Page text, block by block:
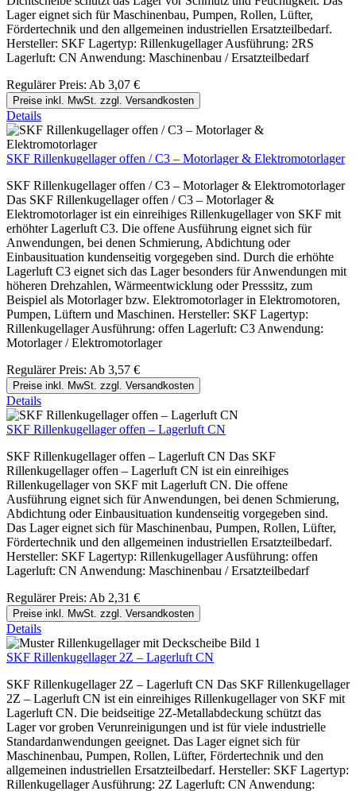
Lager eignet sich für Maschinenbau, Pumpen, Rollen, Lüfter,
Fördertechnik und den allgemeinen industriellen Ersatzteilbedarf.
Hersteller: SKF Lagertyp: Rillenkugellager Ausführung: 2RS
Lagerluft: CN Anwendung: Maschinenbau / Ersatzteilbedarf
Regulärer Preis: Ab 3,07 €
Preise inkl. MwSt. zzgl. Versandkosten
Details
SKF Rillenkugellager offen / C3 – Motorlager & Elektromotorlager
SKF Rillenkugellager offen / C3 – Motorlager & Elektromotorlager
Das SKF Rillenkugellager offen / C3 – Motorlager &
Elektromotorlager ist ein einreihiges Rillenkugellager von SKF mit
erhöhter Lagerluft C3. Die offene Ausführung eignet sich für
Anwendungen, bei denen Schmierung, Abdichtung oder
Einbausituation kundenseitig vorgegeben sind. Durch die erhöhte
Lagerluft C3 eignet sich das Lager besonders für Anwendungen mit
höheren Drehzahlen, Wärmeentwicklung oder Presssitz, zum
Beispiel als Motorlager bzw. Elektromotorlager in Elektromotoren,
Pumpen, Lüftern und Maschinen. Hersteller: SKF Lagertyp:
Rillenkugellager Ausführung: offen Lagerluft: C3 Anwendung:
Motorlager / Elektromotorlager
Regulärer Preis: Ab 3,57 €
Preise inkl. MwSt. zzgl. Versandkosten
Details
SKF Rillenkugellager offen – Lagerluft CN
SKF Rillenkugellager offen – Lagerluft CN Das SKF
Rillenkugellager offen – Lagerluft CN ist ein einreihiges
Rillenkugellager von SKF mit Lagerluft CN. Die offene
Ausführung eignet sich für Anwendungen, bei denen Schmierung,
Abdichtung oder Einbausituation kundenseitig vorgegeben sind.
Das Lager eignet sich für Maschinenbau, Pumpen, Rollen, Lüfter,
Fördertechnik und den allgemeinen industriellen Ersatzteilbedarf.
Hersteller: SKF Lagertyp: Rillenkugellager Ausführung: offen
Lagerluft: CN Anwendung: Maschinenbau / Ersatzteilbedarf
Regulärer Preis: Ab 2,31 €
Preise inkl. MwSt. zzgl. Versandkosten
Details
SKF Rillenkugellager 2Z – Lagerluft CN
SKF Rillenkugellager 2Z – Lagerluft CN Das SKF Rillenkugellager
2Z – Lagerluft CN ist ein einreihiges Rillenkugellager von SKF mit
Lagerluft CN. Die beidseitige 2Z-Metallabdeckung schützt das
Lager vor groben Verunreinigungen und ist für viele industrielle
Standardanwendungen geeignet. Das Lager eignet sich für
Maschinenbau, Pumpen, Rollen, Lüfter, Fördertechnik und den
allgemeinen industriellen Ersatzteilbedarf. Hersteller: SKF Lagertyp:
Rillenkugellager Ausführung: 2Z Lagerluft: CN Anwendung: